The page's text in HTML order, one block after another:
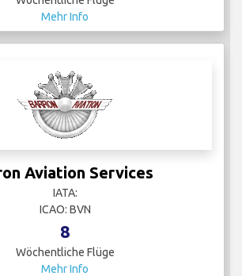
Mehr Info
Aviation Services
IATA:
ICAO: BVN
8
Wöchentliche Flüge
Mehr Info